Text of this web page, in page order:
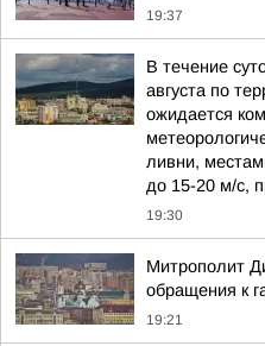
19:37
В течение
августа по
ожидается
ливни,
до 15-20 м/с,
19:30
Митрополит
обращения к
19:21